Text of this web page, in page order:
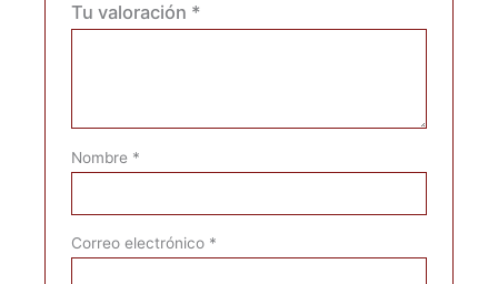
Tu valoración *
Nombre *
Correo electrónico *